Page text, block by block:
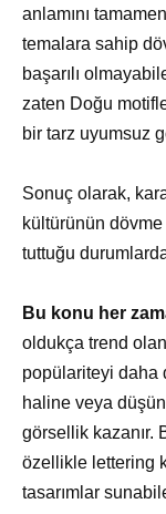
anlamını
temalara sahip
başarılı
zaten Doğu
bir tarz uyumsuz
Sonuç olarak,
kültürünün
tuttuğu
Bu konu her
oldukça trend
popülariteyi daha
haline veya
görsellik kazanır.
özellikle lettering
tasarımlar